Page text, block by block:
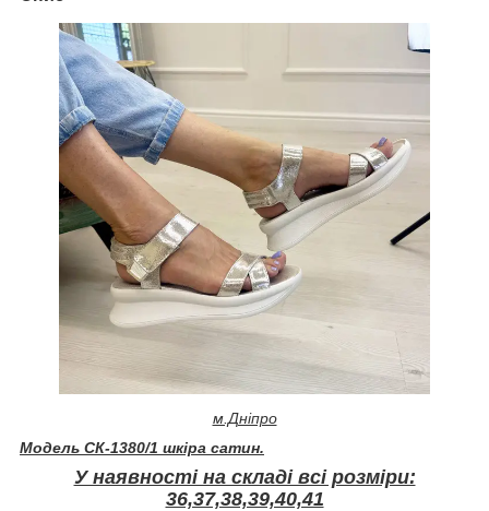
м.Дніпро
Модель СК-1380/1 шкіра сатин.
У наявності на складі всі розміри:
36,37,38,39,40,41